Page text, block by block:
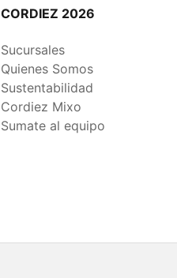
CORDIEZ 2026
Sucursales
Quienes Somos
Sustentabilidad
Cordiez Mixo
Sumate al equipo